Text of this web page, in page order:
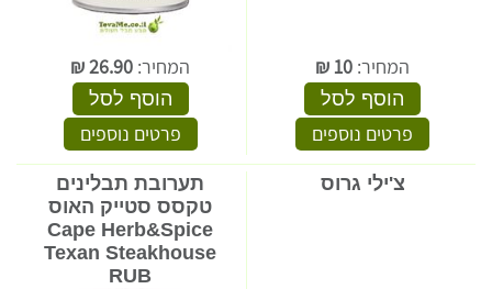
המחיר: 10
₪
הוסף לסל
פרטים נוספים
המחיר: 26.90
₪
הוסף לסל
פרטים נוספים
צ'ילי גרוס
תערובת תבלינים
טקסס סטייק האוס
Cape Herb&Spice
Texan Steakhouse
RUB